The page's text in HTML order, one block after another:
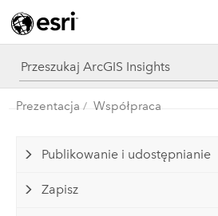
Prezentacja Współpraca
Publikowanie i udostępnianie
Zapisz